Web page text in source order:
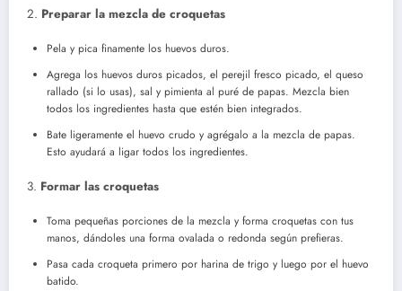
2. Preparar la mezcla de croquetas
Pela y pica finamente los huevos duros.
Agrega los huevos duros picados, el perejil fresco picado, el queso
rallado (si lo usas), sal y pimienta al puré de papas. Mezcla bien
todos los ingredientes hasta que estén bien integrados.
Bate ligeramente el huevo crudo y agrégalo a la mezcla de papas.
Esto ayudará a ligar todos los ingredientes.
3. Formar las croquetas
Toma pequeñas porciones de la mezcla y forma croquetas con tus
manos, dándoles una forma ovalada o redonda según prefieras.
Pasa cada croqueta primero por harina de trigo y luego por el huevo
batido.